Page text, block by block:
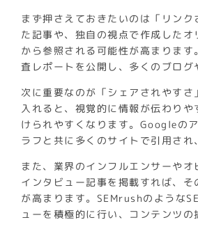
まず押さえておきたいのは「リン
た記事や、独自の視点で作成した
から参照される可能性が高まりま
査レポートを公開し、多くのブログ
次に重要なのが「シェアされやす
入れると、視覚的に情報が伝わり
けられやすくなります。Googleの
ラフと共に多くのサイトで引用され
また、業界のインフルエンサーや
インタビュー記事を掲載すれば、
が高まります。SEMrushのような
ューを積極的に行い、コンテンツの